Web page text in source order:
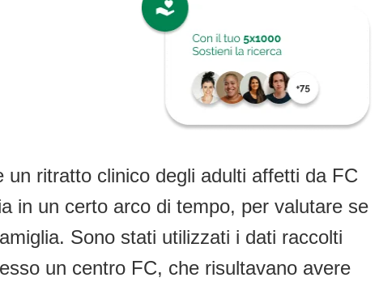
ritratto clinico degli adulti affetti da FC
in un certo arco di tempo, per valutare se
Sono stati utilizzati i dati raccolti
un centro FC, che risultavano avere